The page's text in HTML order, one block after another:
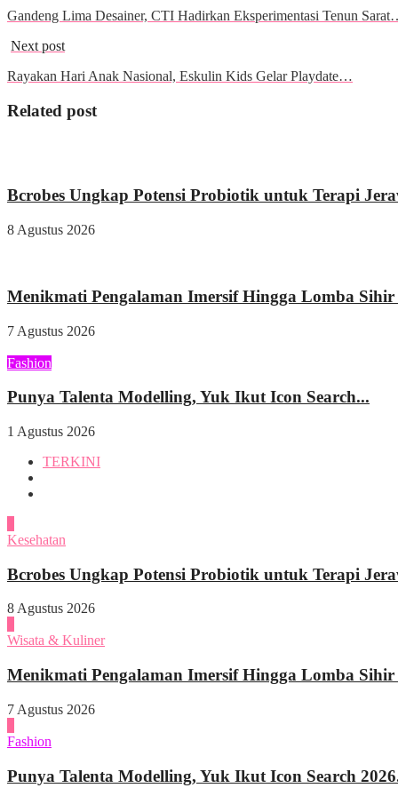
Gandeng Lima Desainer, CTI Hadirkan Eksperimentasi Tenun
Next post
Rayakan Hari Anak Nasional, Eskulin Kids Gelar Playdate…
Related post
Bcrobes Ungkap Potensi Probiotik untuk Terapi
8 Agustus 2026
Menikmati Pengalaman Imersif Hingga Lomba Sihir
7 Agustus 2026
Fashion
Punya Talenta Modelling, Yuk Ikut Icon Search...
1 Agustus 2026
TERKINI
Kesehatan
Bcrobes Ungkap Potensi Probiotik untuk Terapi
8 Agustus 2026
Wisata & Kuliner
Menikmati Pengalaman Imersif Hingga Lomba Sihir
7 Agustus 2026
Fashion
Punya Talenta Modelling, Yuk Ikut Icon Search